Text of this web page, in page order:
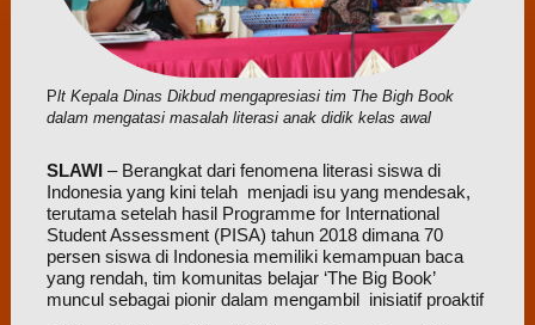
Plt Kepala Dinas Dikbud mengapresiasi tim The Bigh Book
dalam mengatasi masalah literasi anak didik kelas awal
SLAWI – Berangkat dari fenomena literasi siswa di
Indonesia yang kini telah menjadi isu yang mendesak,
terutama setelah hasil Programme for International
Student Assessment (PISA) tahun 2018 dimana 70
persen siswa di Indonesia memiliki kemampuan baca
yang rendah, tim komunitas belajar ‘The Big Book’
muncul sebagai pionir dalam mengambil inisiatif proaktif